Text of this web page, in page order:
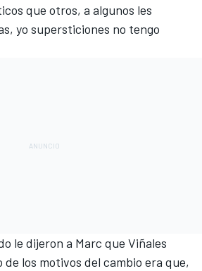
que otros, a algunos les
yo supersticiones no tengo
le dijeron a Marc que Viñales
de los motivos del cambio era que,